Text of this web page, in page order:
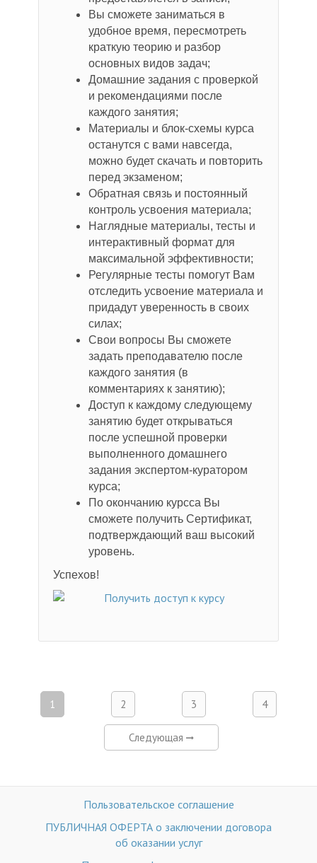
Вы сможете заниматься в
удобное время, пересмотреть
краткую теорию и разбор
основных видов задач;
Домашние задания с проверкой
и рекомендациями после
каждого занятия;
Материалы и блок-схемы курса
останутся с вами навсегда,
можно будет скачать и повторить
перед экзаменом;
Обратная связь и постоянный
контроль усвоения материала;
Наглядные материалы, тесты и
интерактивный формат для
максимальной эффективности;
Регулярные тесты помогут Вам
отследить усвоение материала и
придадут уверенность в своих
силах;
Свои вопросы Вы сможете
задать преподавателю после
каждого занятия (в
комментариях к занятию);
Доступ к каждому следующему
занятию будет открываться
после успешной проверки
выполненного домашнего
задания экспертом-куратором
курса;
По окончанию курсса Вы
сможете получить Сертификат,
подтверждающий ваш высокий
уровень.
Успехов!
1 2 3 4
Следующая
Пользовательское соглашение
ПУБЛИЧНАЯ ОФЕРТА о заключении договора
об оказании услуг